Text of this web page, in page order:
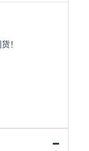
！